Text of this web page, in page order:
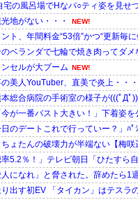
宅の風呂場でHなパ○ティ姿を見せ
地がない・・・ NEW!
ト、年間料金“53倍”かつ“更新毎に
ベランダで七輪で焼き肉ってダメ
ンセルが大ブーム NEW!
美人YouTuber、直美で炎上・・・
本総合病院の手術室の様子が(((ﾟДﾟ
今が一番バスト大きい！」下着姿
のデートこれで行っていー？」ﾊﾟ
ょたんの破壊力が半端ない【梅咲
5.2％！」テレビ朝日「ひたすら
になれ」と脅された。辞めたら1
出す初EV 「タイカン」はテスラ